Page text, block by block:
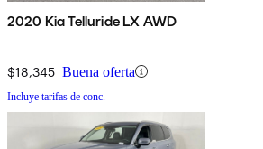
2020 Kia Telluride LX AWD
$18,345 Buena oferta
Incluye tarifas de conc.